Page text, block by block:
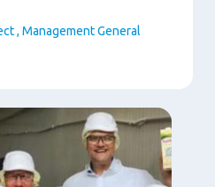
, Management General